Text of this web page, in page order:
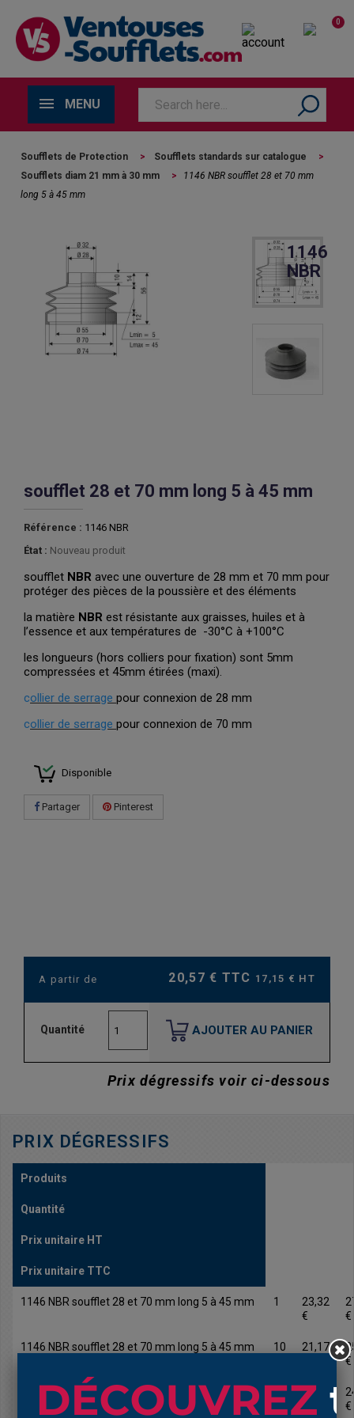
0
MENU
Soufflets de Protection > Soufflets standards sur catalogue
>
Soufflets diam 21 mm à 30 mm
>
1146 NBR soufflet 28 et 70 mm
long 5 à 45 mm
1146
NBR
soufflet 28 et 70 mm long 5 à 45 mm
Référence : 1146 NBR
État : Nouveau produit
soufflet NBR avec une ouverture de 28 mm et 70 mm pour
protéger des pièces de la poussière et des éléments
la matière NBR est résistante aux graisses, huiles et à
l’essence et aux températures de -30°C à +100°C
les longueurs (hors colliers pour fixation) sont 5mm
compressées et 45mm étirées (maxi).
collier de serrage pour connexion de 28 mm
collier de serrage pour connexion de 70 mm
Disponible
Partager Pinterest
A partir de 20,57 € TTC 17,15 € HT
Quantité AJOUTER AU PANIER
Prix dégressifs voir ci-dessous
PRIX DÉGRESSIFS
Produits
Quantité
Prix unitaire HT
Prix unitaire TTC
1146 NBR soufflet 28 et 70 mm long 5 à 45 mm 1
23,32
€
€
1146 NBR soufflet 28 et 70 mm long 5 à 45 mm 10
21,17
€
1146 NBR soufflet 28 et 70 mm long 5 à 45 mm 25
20,13
€
€